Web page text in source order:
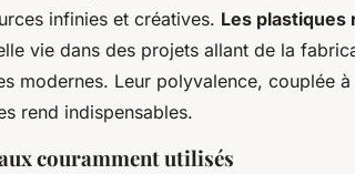
infinies et créatives. Les plastiques
vie dans des projets allant de la
modernes. Leur polyvalence, couplée
rend indispensables.
couramment utilisés